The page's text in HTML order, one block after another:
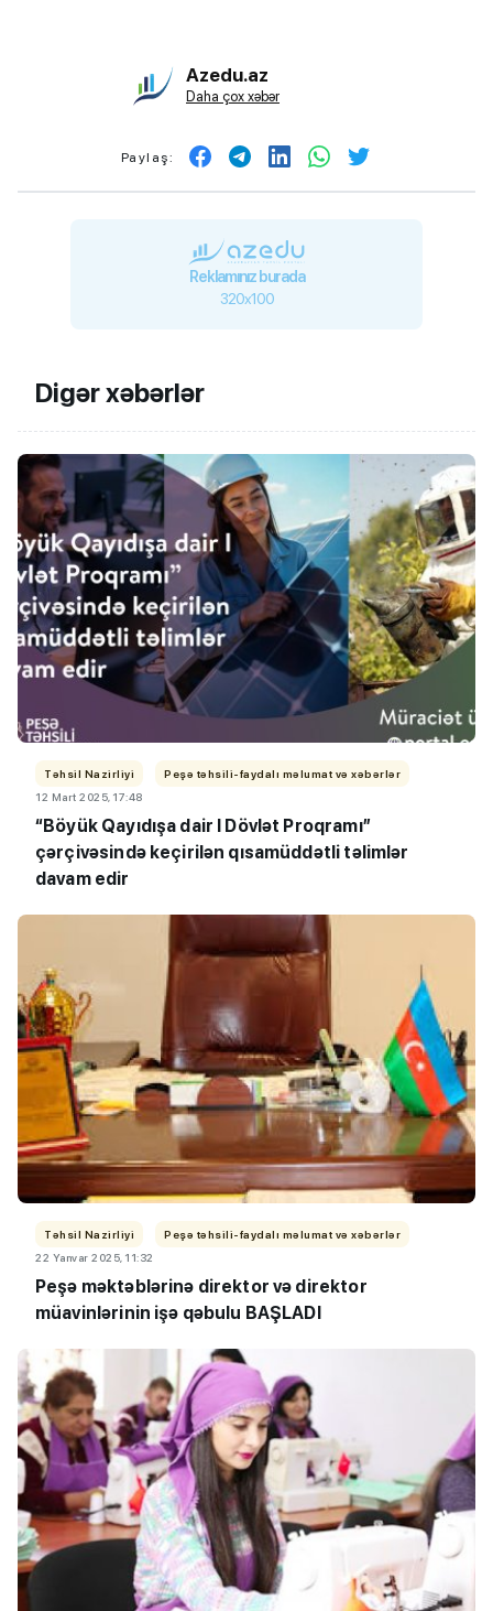
Azedu.az
Daha çox xəbər
Paylaş:
Reklamınız burada
320x100
Digər xəbərlər
Təhsil Nazirliyi
Peşə təhsili-faydalı məlumat və xəbərlər
12 Mart 2025, 17:48
“Böyük Qayıdışa dair I Dövlət Proqramı”
çərçivəsində keçirilən qısamüddətli təlimlər
davam edir
Təhsil Nazirliyi
Peşə təhsili-faydalı məlumat və xəbərlər
22 Yanvar 2025, 11:32
Peşə məktəblərinə direktor və direktor
müavinlərinin işə qəbulu BAŞLADI